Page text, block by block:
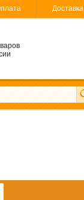
Доставка